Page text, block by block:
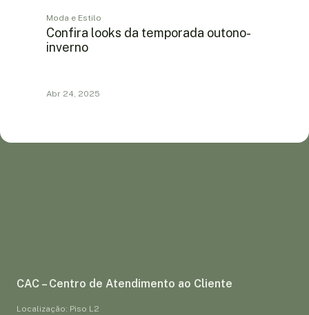
Moda e Estilo
Confira looks da temporada outono-
inverno
Abr 24, 2025
CAC – Centro de Atendimento ao Cliente
Localização: Piso L2